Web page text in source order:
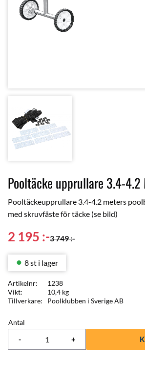
Pooltäcke upprullare 3.4-4.2
Pooltäckeupprullare 3.4-4.2 meters
med skruvfäste för täcke (se bild)
Nedsatt pris:
2 195 :-Ordinarie pris:
3 749:-
Antal
+
-
8 st i lager
Artikelnr
1238
Vikt
10,4 kg
Tillverkare
Poolklubben i Sverige AB